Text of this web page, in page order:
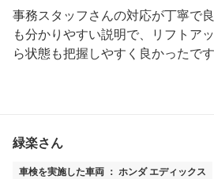
事務スタッフさんの対応が丁寧で
も分かりやすい説明で、リフトア
ら状態も把握しやすく良かったです
緑楽さん
車検を実施した車両 ： ホンダ エディックス